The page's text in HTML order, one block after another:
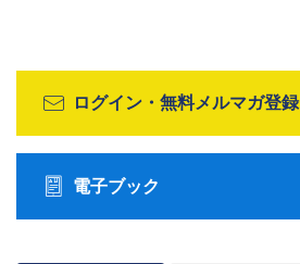
ログイン・無料メルマガ登録
電子ブック